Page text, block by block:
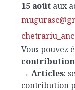
15 août aux
Vous pouvez
→ Articles:
contribution